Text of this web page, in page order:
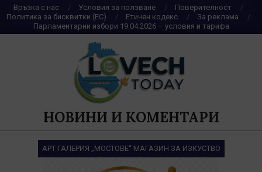
Skip
to
content
Връзка с нас Условия за ползване
Поверителност
Политика за бисквитки (ЕС)
Етичен кодекс
За реклама
Парламентарни избори 19.04.2026 – условия и тарифа
НОВИНИ И КОМЕНТАРИ
АРТ ГАЛЕРИЯ „МОСТОВЕ“ МАГАЗИН ЗА ИЗКУСТВО